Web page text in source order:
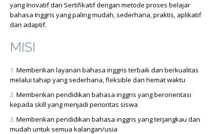
yang Inovatif dan Sertifikatif dengan metode proses belajar
bahasa Inggris yang paling mudah, sederhana, praktis, aplikatif
dan adaptif.
MISI
Memberikan layanan bahasa inggris terbaik dan berkualitas
melalui tahap yang sederhana, fleksible dan hemat waktu
Memberikan pendidikan bahasa inggris yang berorientasi
kepada skill yang menjadi perioritas siswa
Memberikan pendidikan bahasa inggris yang terjangkau dan
mudah untuk semua kalangan/usia